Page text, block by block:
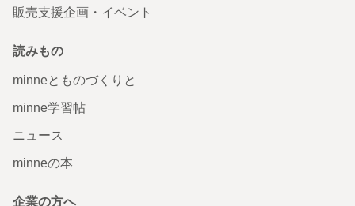
販売支援企画・イベント
読みもの
minneとものづくりと
minne学習帖
ニュース
minneの本
企業の方へ